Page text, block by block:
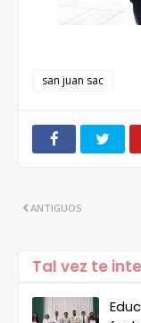
san juan sac
ANTIGUOS
Tal vez te